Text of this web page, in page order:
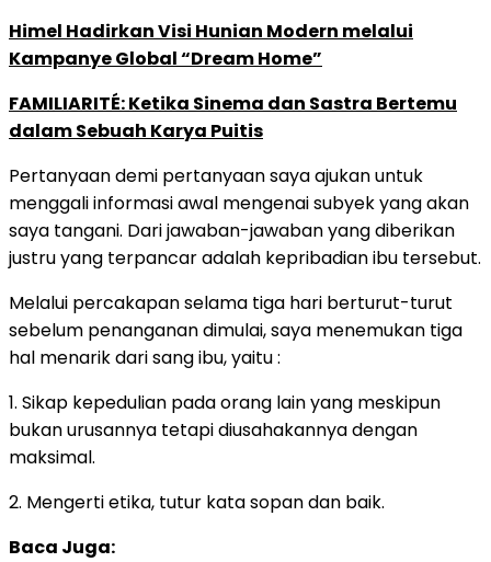
Himel Hadirkan Visi Hunian Modern melalui
Kampanye Global “Dream Home”
FAMILIARITÉ: Ketika Sinema dan Sastra Bertemu
dalam Sebuah Karya Puitis
Pertanyaan demi pertanyaan saya ajukan untuk
menggali informasi awal mengenai subyek yang akan
saya tangani. Dari jawaban-jawaban yang diberikan
justru yang terpancar adalah kepribadian ibu tersebut.
Melalui percakapan selama tiga hari berturut-turut
sebelum penanganan dimulai, saya menemukan tiga
hal menarik dari sang ibu, yaitu :
1. Sikap kepedulian pada orang lain yang meskipun
bukan urusannya tetapi diusahakannya dengan
maksimal.
2. Mengerti etika, tutur kata sopan dan baik.
Baca Juga: